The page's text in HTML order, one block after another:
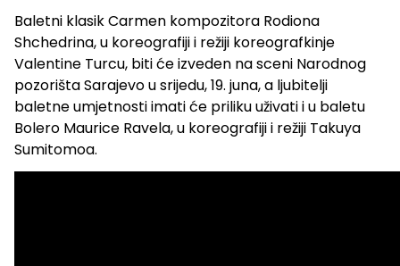
Baletni klasik Carmen kompozitora Rodiona
Shchedrina, u koreografiji i režiji koreografkinje
Valentine Turcu, biti će izveden na sceni Narodnog
pozorišta Sarajevo u srijedu, 19. juna, a ljubitelji
baletne umjetnosti imati će priliku uživati i u baletu
Bolero Maurice Ravela, u koreografiji i režiji Takuya
Sumitomoa.